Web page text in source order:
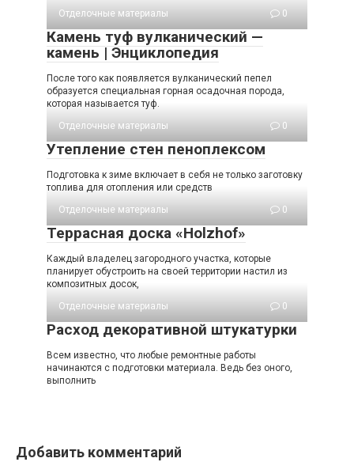
Отделочные материалы 0
Камень туф вулканический —
камень | Энциклопедия
После того как появляется вулканический пепел
образуется специальная горная осадочная порода,
которая называется туф.
Отделочные материалы
0
Утепление стен пеноплексом
Подготовка к зиме включает в себя не только заготовку
топлива для отопления или средств
Отделочные материалы
0
Террасная доска «Holzhof»
Каждый владелец загородного участка, которые
планирует обустроить на своей территории настил из
композитных досок,
Отделочные материалы
0
Расход декоративной штукатурки
Всем известно, что любые ремонтные работы
начинаются с подготовки материала. Ведь без оного,
выполнить
Добавить комментарий